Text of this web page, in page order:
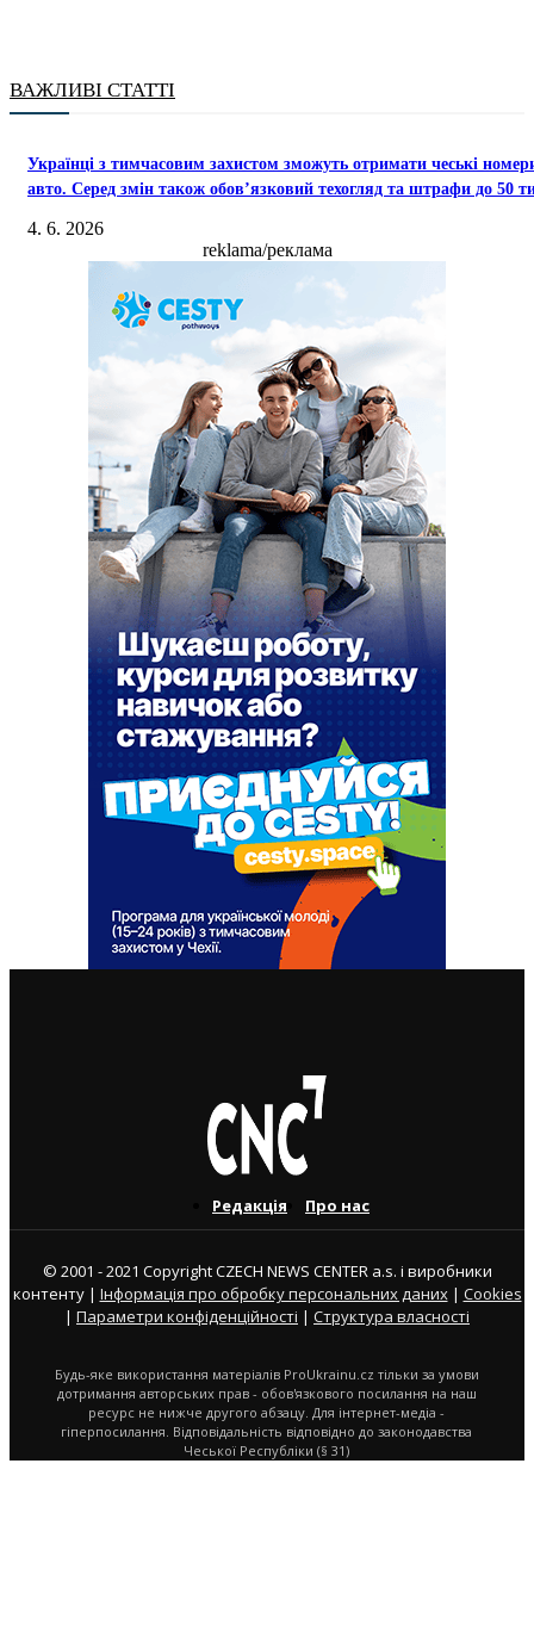
ВАЖЛИВІ СТАТТІ
Українці з тимчасовим захистом зможуть отримати чеські
авто. Серед змін також обов’язковий техогляд та штрафи до 50
4. 6. 2026
reklama/реклама
Редакція Про нас
© 2001 - 2021 Copyright CZECH NEWS CENTER a.s. і виробники
контенту | Інформація про обробку персональних даних| Cookies
| Параметри конфіденційності | Структура власності
Будь-яке використання матеріалів ProUkrainu.cz тільки за умови
дотримання авторських прав - обов'язкового посилання на наш
ресурс не нижче другого абзацу. Для інтернет-медіа -
гіперпосилання. Відповідальність відповідно до законодавства
Чеської Республіки (§ 31)